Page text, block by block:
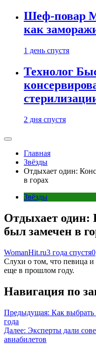
Шеф-повар
как
1 день спустя
Технолог
2 дня спустя
Главная
Звёзды
Отдыхает один:
в горах
Звёзды
Отдыхает один:
был замечен в
WomanHit.ru3 года спустя0
Слухи о том, что певица и
еще в прошлом году.
Навигация по
Предыдущая: Как
года
Далее: Эксперты дали
авиабилетов